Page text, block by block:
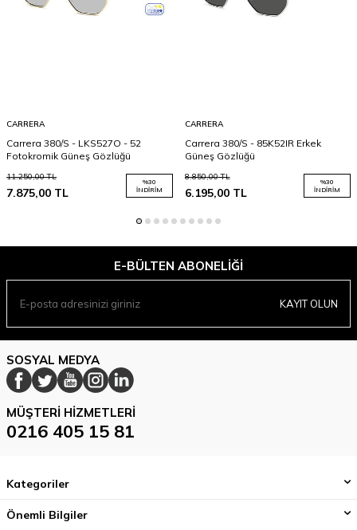
CARRERA
Carrera 380/S - LKS527O - 52
Fotokromik Güneş Gözlüğü
11.250,00TL
7.875,00 TL
%30
İNDIRIM
CARRERA
Carrera 380/S - 85K52IR Erkek
Güneş Gözlüğü
8.850,00TL
6.195,00TL
%30
İNDIRIM
E-BÜLTEN ABONELIĞI
KAYIT OLUN
SOSYAL MEDYA
MÜŞTERI HIZMETLERI
0216 405 15 81
Kategoriler
Önemli Bilgiler